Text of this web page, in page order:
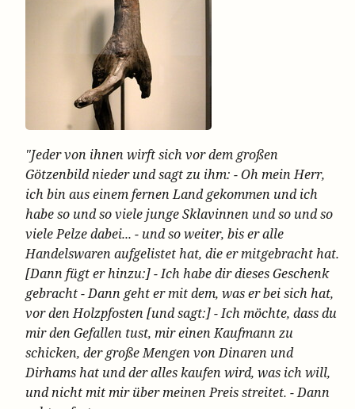
"Jeder von ihnen wirft sich vor dem großen
Götzenbild nieder und sagt zu ihm: - Oh mein Herr,
ich bin aus einem fernen Land gekommen und ich
habe so und so viele junge Sklavinnen und so und so
viele Pelze dabei... - und so weiter, bis er alle
Handelswaren aufgelistet hat, die er mitgebracht hat.
[Dann fügt er hinzu:] - Ich habe dir dieses Geschenk
gebracht - Dann geht er mit dem, was er bei sich hat,
vor den Holzpfosten [und sagt:] - Ich möchte, dass du
mir den Gefallen tust, mir einen Kaufmann zu
schicken, der große Mengen von Dinaren und
Dirhams hat und der alles kaufen wird, was ich will,
und nicht mit mir über meinen Preis streitet. - Dann